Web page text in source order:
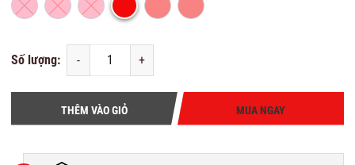
Số lượng: - +
THÊM VÀO GIỎ MUA NGAY